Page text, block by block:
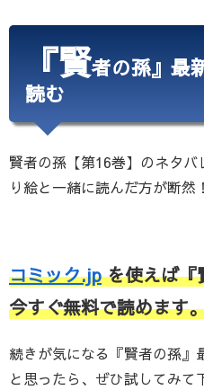
『賢者の孫』最
読む
賢者の孫【第16巻】のネタ
り絵と一緒に読んだ方が断然
コミック.jpを使えば『
今すぐ無料で読めます
続きが気になる『賢者の孫』
と思ったら、ぜひ試してみて